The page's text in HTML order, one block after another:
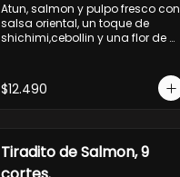
Atun, salmon y pulpo fresco con
salsa oriental, un toque de
shichimi,cebollin y una flor de
$12.490
Tiradito de Salmon, 9